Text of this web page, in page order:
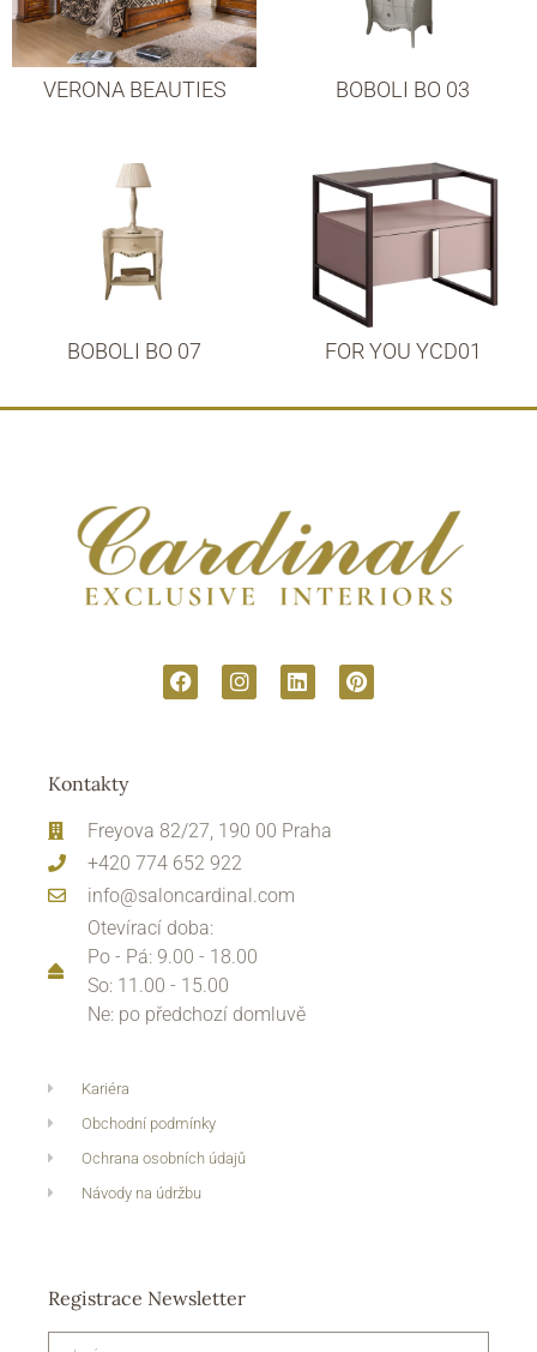
VERONA BEAUTIES BOBOLI BO 03
BOBOLI BO 07 FOR YOU YCD01
Kontakty
Freyova 82/27, 190 00 Praha
+420 774 652 922
info@saloncardinal.com
Otevírací doba:
Po - Pá: 9.00 - 18.00
So: 11.00 - 15.00
Ne: po předchozí domluvě
Kariéra
Obchodní podmínky
Ochrana osobních údajů
Návody na údržbu
Registrace Newsletter